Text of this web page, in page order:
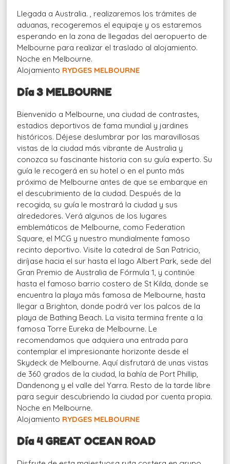
Llegada a Australia. , realizaremos los trámites de
aduanas, recogeremos el equipaje y os estaremos
esperando en la zona de llegadas del aeropuerto de
Melbourne para realizar el traslado al alojamiento.
Noche en Melbourne.
Alojamiento RYDGES MELBOURNE
Día 3 MELBOURNE
Bienvenido a Melbourne, una ciudad de contrastes,
estadios deportivos de fama mundial y jardines
históricos. Déjese deslumbrar por las maravillosas
vistas de la ciudad más vibrante de Australia y
conozca su fascinante historia con su guía experto. Su
guía le recogerá en su hotel o en el punto más
próximo de Melbourne antes de que se embarque en
el descubrimiento de la ciudad. Después de la
recogida, su guía le mostrará la ciudad y sus
alrededores. Verá algunos de los lugares
emblemáticos de Melbourne, como Federation
Square, el MCG y nuestro mundialmente famoso
recinto deportivo. Visite la catedral de San Patricio,
diríjase hacia el sur hasta el lago Albert Park, sede del
Gran Premio de Australia de Fórmula 1, y continúe
hasta el famoso barrio costero de St Kilda, donde se
encuentra la playa más famosa de Melbourne, hasta
llegar a Brighton, donde podrá ver los palcos de la
playa de Bathing Beach. La visita termina frente a la
famosa Torre Eureka de Melbourne. Le
recomendamos que adquiera una entrada para
contemplar el impresionante horizonte desde el
Skydeck de Melbourne. Aquí disfrutará de unas vistas
de 360 grados de la ciudad, la bahía de Port Phillip,
Dandenong y el valle del Yarra. Resto de la tarde libre
para seguir descubriendo la ciudad por cuenta propia.
Noche en Melbourne.
Alojamiento RYDGES MELBOURNE
Día 4 GREAT OCEAN ROAD